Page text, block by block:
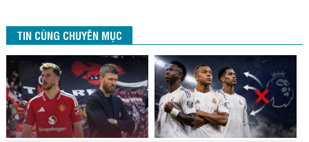
TIN CÙNG CHUYÊN MỤC